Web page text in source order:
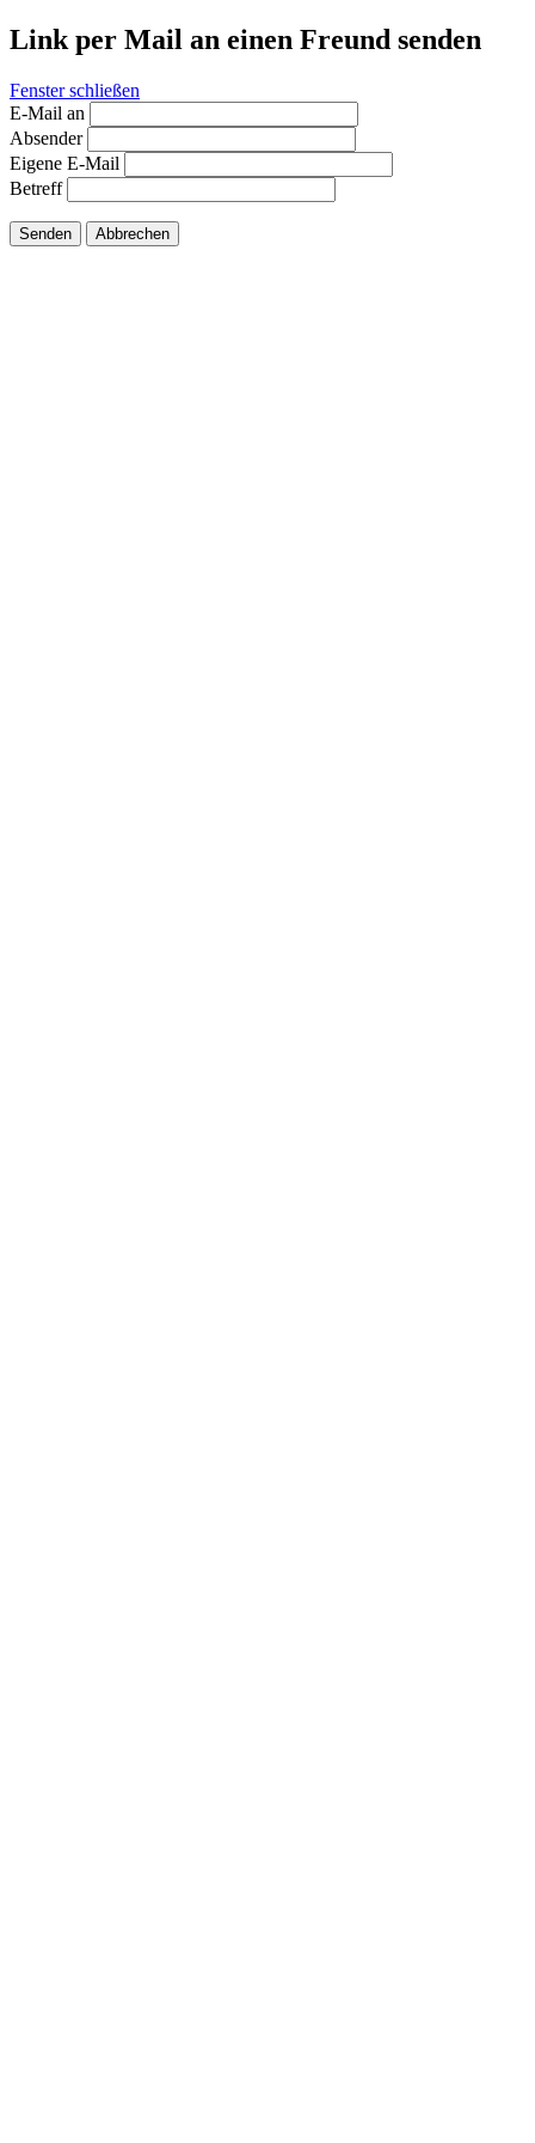
Link per Mail an einen Freund senden
Fenster schließen
E-Mail an
Absender
Eigene E-Mail
Betreff
Senden Abbrechen